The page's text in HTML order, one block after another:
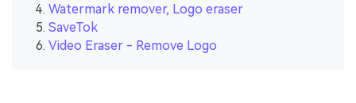
Watermark remover, Logo eraser
SaveTok
Video Eraser - Remove Logo